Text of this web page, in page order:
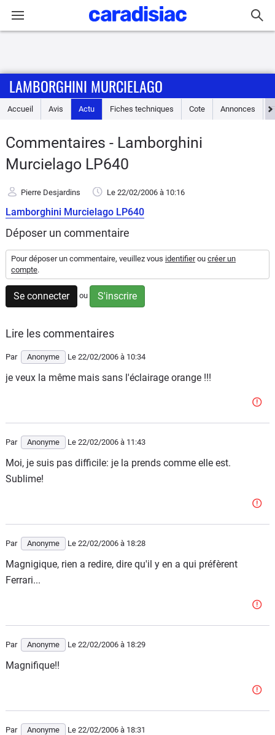
Accueil
Essais
d'achat
Electriques
Utilitaires
Flottes
Auto
Services
Forum
LAMBORGHINI MURCIELAGO
Accueil Avis Actu Fiches techniques Cote Annonces
Commentaires - Lamborghini
Murcielago LP640
Pierre Desjardins Le 22/02/2006 à 10:16
Lamborghini Murcielago LP640
Déposer un commentaire
Pour déposer un commentaire, veuillez vous identifierou créer un
compte.
Se connecter ou S'inscrire
Lire les commentaires
Par Anonyme Le 22/02/2006 à 10:34
je veux la même mais sans l'éclairage orange !!!
Par Anonyme Le 22/02/2006 à 11:43
Moi, je suis pas difficile: je la prends comme elle est.
Sublime!
Par Anonyme Le 22/02/2006 à 18:28
Magnigique, rien a redire, dire qu'il y en a qui préfèrent
Ferrari...
Par Anonyme Le 22/02/2006 à 18:29
Magnifique!!
Par Anonyme Le 22/02/2006 à 18:31